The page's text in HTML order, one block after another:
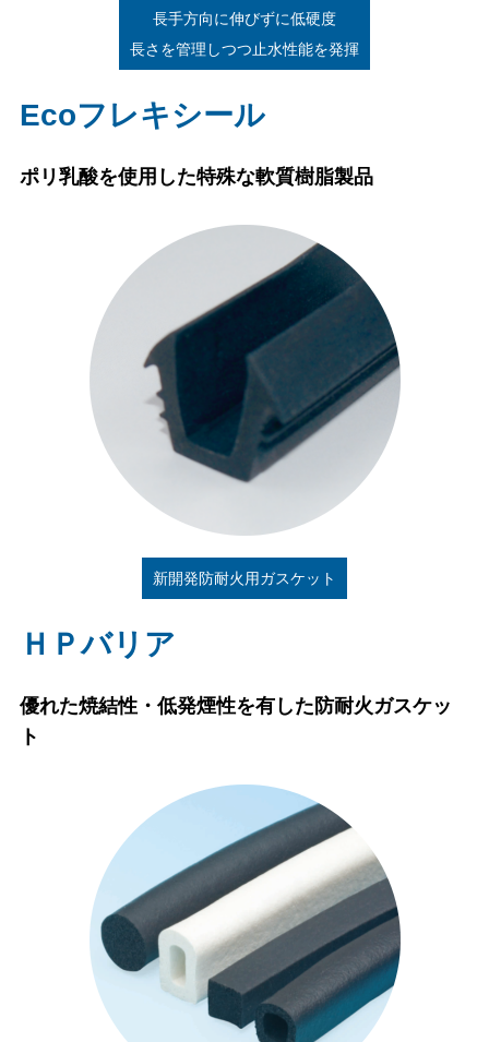
長手方向に伸びずに低硬度
長さを管理しつつ止水性能を発揮
Ecoフレキシール
ポリ乳酸を使用した特殊な軟質樹脂製品
新開発防耐火用ガスケット
ＨＰバリア
優れた焼結性・低発煙性を有した防耐火ガスケッ
ト